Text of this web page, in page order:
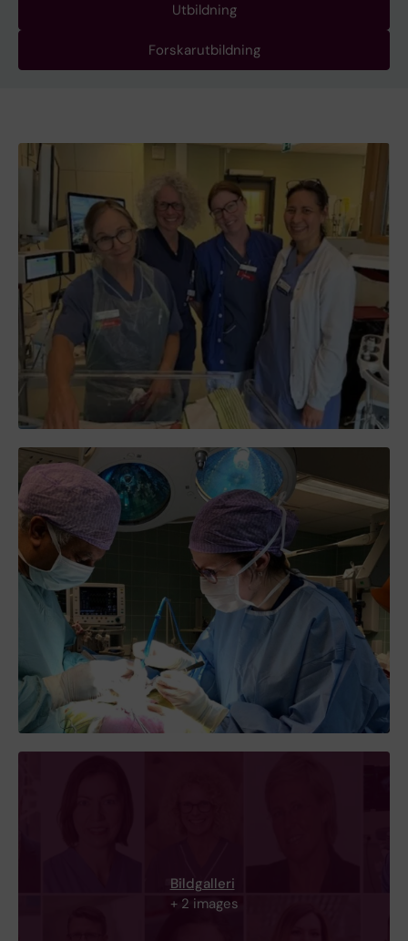
Utbildning
Forskarutbildning
Bildgalleri
+ 2 images